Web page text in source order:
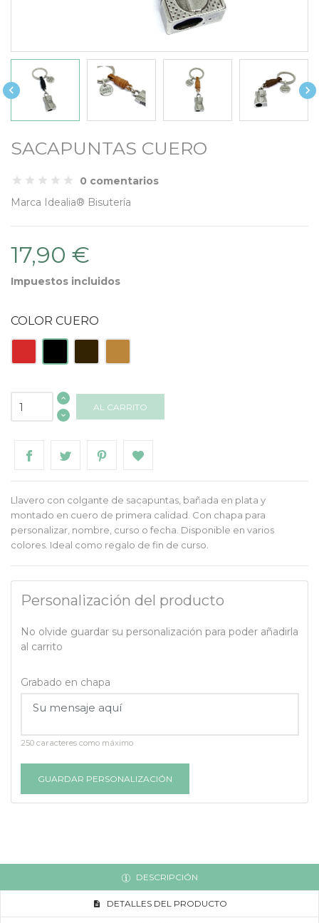
 
SACAPUNTAS CUERO
0 comentarios
Marca Idealia® Bisutería
17,90 €
Impuestos incluidos
COLOR CUERO
Rojo Negro Marrón Natural
AL CARRITO
Llavero con colgante de sacapuntas, bañada en plata y
montado en cuero de primera calidad. Con chapa para
personalizar, nombre, curso o fecha. Disponible en varios
colores. Ideal como regalo de fin de curso.
Personalización del producto
No olvide guardar su personalización para poder añadirla
al carrito
Grabado en chapa
250 caracteres como máximo
GUARDAR PERSONALIZACIÓN
DESCRIPCIÓN
DETALLES DEL PRODUCTO